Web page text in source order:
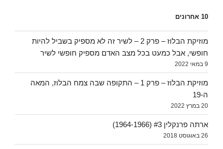
10 אחרונים
מוזיקת הבלוז – פרק 2 – לשיר זה לא מספיק בשביל להיות
חופשי, אבל כמעט בכל מצב האדם מספיק חופשי לשיר
9 במאי 2022
מוזיקת הבלוז – פרק 1 – התקופה שבה צמח הבלוז, המאה
ה-19
20 במרץ 2022
ארתה פרנקלין #3 (1964-1966)
26 באוגוסט 2018